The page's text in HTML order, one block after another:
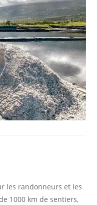
les randonneurs et les
1000 km de sentiers,